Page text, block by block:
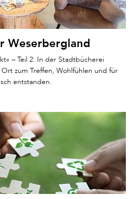
Weserbergland
– Teil 2: In der Stadtbücherei
zum Treffen, Wohlfühlen und für
entstanden.